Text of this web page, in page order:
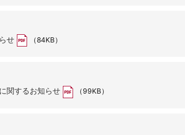
せ （84KB）
関するお知らせ （99KB）